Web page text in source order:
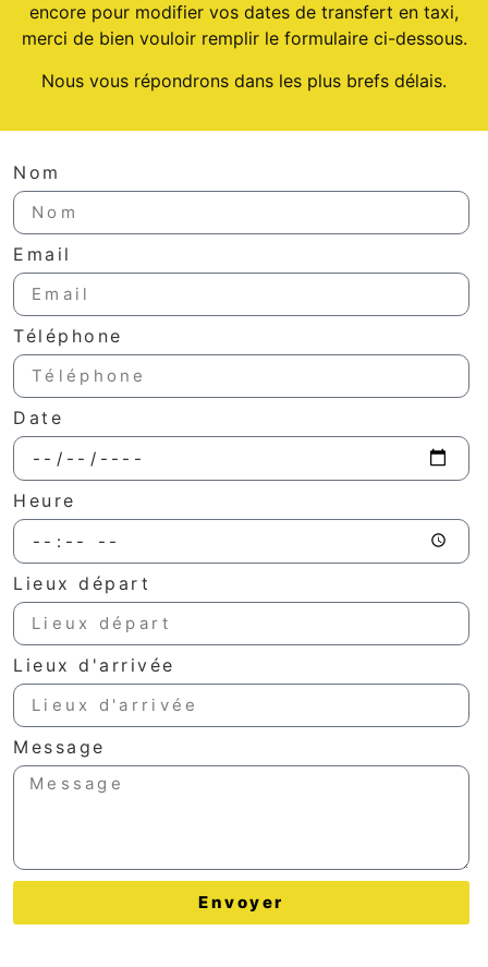
encore pour modifier vos dates de transfert en taxi,
merci de bien vouloir remplir le formulaire ci-dessous.
Nous vous répondrons dans les plus brefs délais.
Nom
Email
Téléphone
Date
Heure
Lieux départ
Lieux d'arrivée
Message
Envoyer